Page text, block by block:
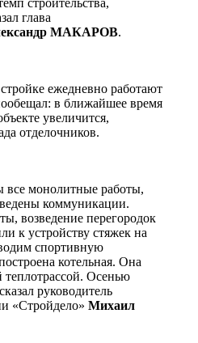
глава
МАКАРОВ.
ежедневно работают
в ближайшее время
увеличится,
отделочников.
все монолитные работы,
коммуникации.
возведение перегородок
к устройству стяжек на
спортивную
котельная. Она
теплотрассой. Осенью
руководитель
«Стройдело» Михаил